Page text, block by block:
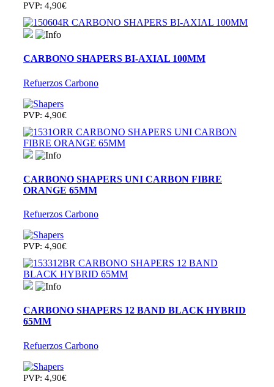
PVP: 4,90€
CARBONO SHAPERS BI-AXIAL 100MM
Refuerzos Carbono
PVP: 4,90€
CARBONO SHAPERS UNI CARBON FIBRE
ORANGE 65MM
Refuerzos Carbono
PVP: 4,90€
CARBONO SHAPERS 12 BAND BLACK HYBRID
65MM
Refuerzos Carbono
PVP: 4,90€